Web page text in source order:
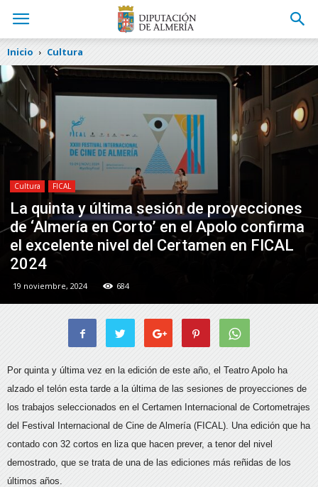
Inicio Cultura
Cultura FICAL
La quinta y última sesión de proyecciones
de ‘Almería en Corto’ en el Apolo confirma
el excelente nivel del Certamen en FICAL
2024
19 noviembre, 2024 684
Por quinta y última vez en la edición de este año, el Teatro Apolo ha
alzado el telón esta tarde a la última de las sesiones de proyecciones de
los trabajos seleccionados en el Certamen Internacional de Cortometrajes
del Festival Internacional de Cine de Almería (FICAL). Una edición que ha
contado con 32 cortos en liza que hacen prever, a tenor del nivel
demostrado, que se trata de una de las ediciones más reñidas de los
últimos años.